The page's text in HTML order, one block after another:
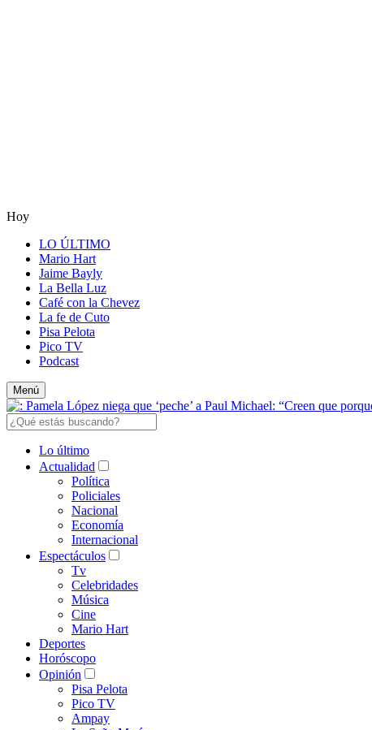
Hoy
LO ÚLTIMO
Mario Hart
Jaime Bayly
La Bella Luz
Café con la Chevez
La fe de Cuto
Pisa Pelota
Pico TV
Podcast
Menú
Lo último
Actualidad
Política
Policiales
Nacional
Economía
Internacional
Espectáculos
Tv
Celebridades
Música
Cine
Mario Hart
Deportes
Horóscopo
Opinión
Pisa Pelota
Pico TV
Ampay